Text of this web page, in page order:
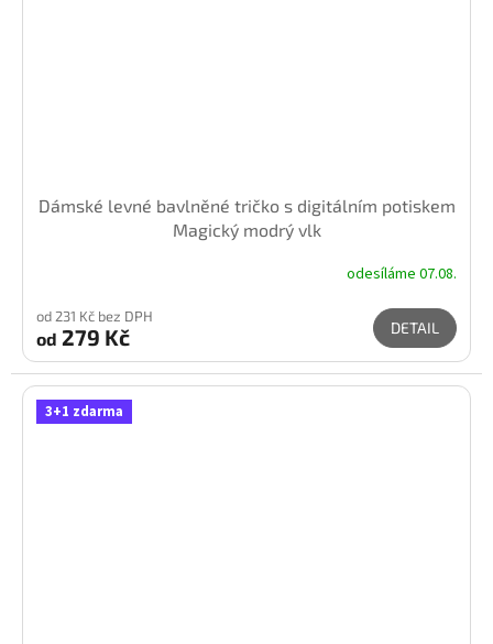
Dámské levné bavlněné tričko s digitálním potiskem
Magický modrý vlk
odesíláme 07.08.
od 231 Kč bez DPH
od 279 Kč DETAIL
3+1 zdarma